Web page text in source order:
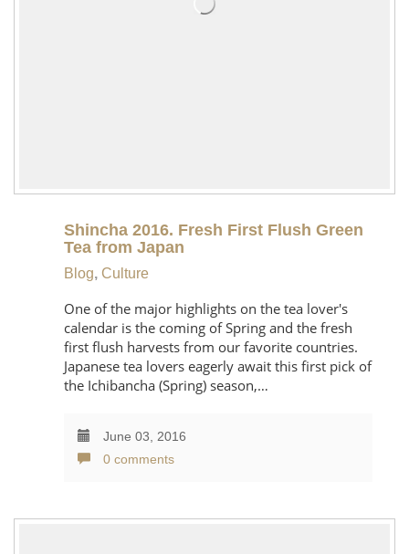
Shincha 2016. Fresh First Flush Green
Tea from Japan
Blog, Culture
One of the major highlights on the tea lover's
calendar is the coming of Spring and the fresh
first flush harvests from our favorite countries.
Japanese tea lovers eagerly await this first pick of
the Ichibancha (Spring) season,…
June 03, 2016
0 comments